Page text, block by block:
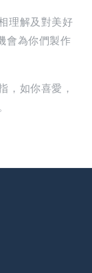
理解及對美好
會為你們製作
，如你喜愛，